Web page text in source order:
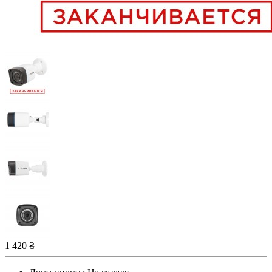
1 420 ₴